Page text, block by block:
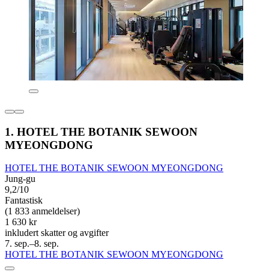
1. HOTEL THE BOTANIK SEWOON
MYEONGDONG
HOTEL THE BOTANIK SEWOON MYEONGDONG
Jung-gu
9,2/10
Fantastisk
(1 833 anmeldelser)
1 630 kr
inkludert skatter og avgifter
7. sep.–8. sep.
HOTEL THE BOTANIK SEWOON MYEONGDONG